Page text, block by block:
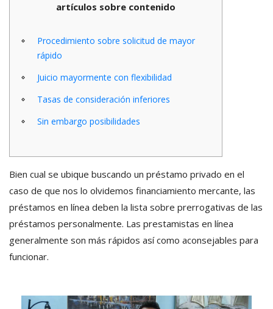
artículos sobre contenido
Procedimiento sobre solicitud de mayor
rápido
Juicio mayormente con flexibilidad
Tasas de consideración inferiores
Sin embargo posibilidades
Bien cual se ubique buscando un préstamo privado en el
caso de que nos lo olvidemos financiamiento mercante, las
préstamos en línea deben la lista sobre prerrogativas de las
préstamos personalmente. Las prestamistas en línea
generalmente son más rápidos así­ como aconsejables para
funcionar.